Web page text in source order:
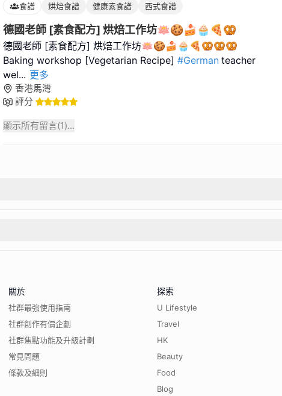
食譜 烘焙食譜 健康素食譜 西式食譜
德國老師 [素食配方] 烘焙工作坊🪷🍪🍰🧁🍕🥨
德國老師 [素食配方] 烘焙工作坊🪷🍪🍰🧁🍕🥨🥨🥨
Baking workshop [Vegetarian Recipe] #German teacher
wel... 更多
香港馬灣
評分
顯示所有留言(1)...
關於
社群最強使用指南
社群創作有價企劃
社群焦點功能及升級計劃
常見問題
條款及細則
探索
U Lifestyle
Travel
HK
Beauty
Food
Blog